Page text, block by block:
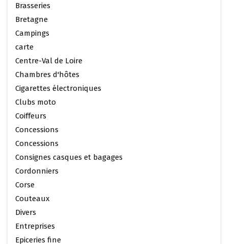
Brasseries
Bretagne
Campings
carte
Centre-Val de Loire
Chambres d'hôtes
Cigarettes électroniques
Clubs moto
Coiffeurs
Concessions
Concessions
Consignes casques et bagages
Cordonniers
Corse
Couteaux
Divers
Entreprises
Epiceries fine